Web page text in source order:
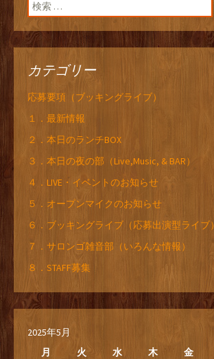
カテゴリー
応募要項（ブッキングライブ）
１．最新情報
２．本日のランチBOX
３．本日の夜の部（Live,Music, & BAR）
４．LIVE・イベントのお知らせ
５．オープンマイクのお知らせ
６．ブッキングライブ（応募出演型ライブ）
７．サロンゴ雑音部（いろんな情報）
８．STAFF募集
2025年5月
月
火 水 木 金